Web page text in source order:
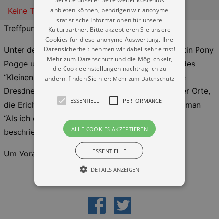
Keine Termine
Treffpunkt: Das Erich Kästner Haus für Literatur
Unter der Regie von Emil Tischbein und Assistentin Pony
Pogge unternehmen Neugierige auf den Spuren des
“Kleinen Jungen” eine Entdeckungstour durch die
Dresdner Neustadt. Dabei besuchen sie einige der Orte,
die Erich Kästner in seinem autobiografischen Roman
“Als ich ein kleiner Junge war” so anschaulich
beschrieben hat.
Um Voranmeldung wird gebeten
anbieten können, benötigen wir anonyme
statistische Informationen für unsere
Kulturpartner. Bitte akzeptieren Sie unsere
Cookies für diese anonyme Auswertung. Ihre
Datensicherheit nehmen wir dabei sehr ernst!
Mehr zum Datenschutz und die Möglichkeit,
die Cookieeinstellungen nachträglich zu
ändern, finden Sie hier: Mehr zum Datenschutz
ESSENTIELL PERFORMANCE
ALLE COOKIES AKZEPTIEREN
ESSENTIELLE
DETAILS ANZEIGEN
Essentiell Performance